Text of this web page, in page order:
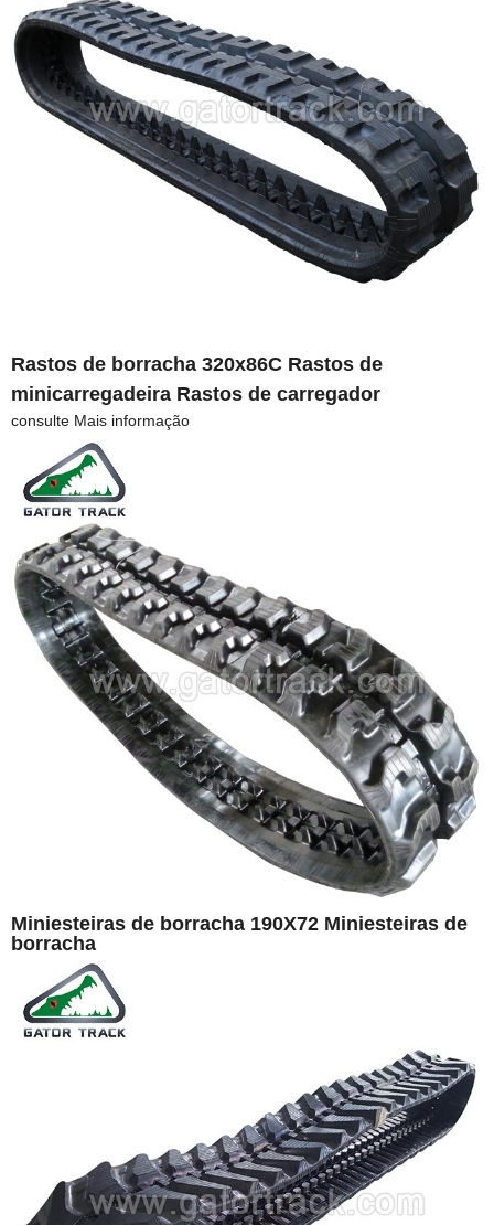
Rastos de borracha 320x86C Rastos de
minicarregadeira Rastos de carregador
consulte Mais informação
Miniesteiras de borracha 190X72 Miniesteiras de
borracha